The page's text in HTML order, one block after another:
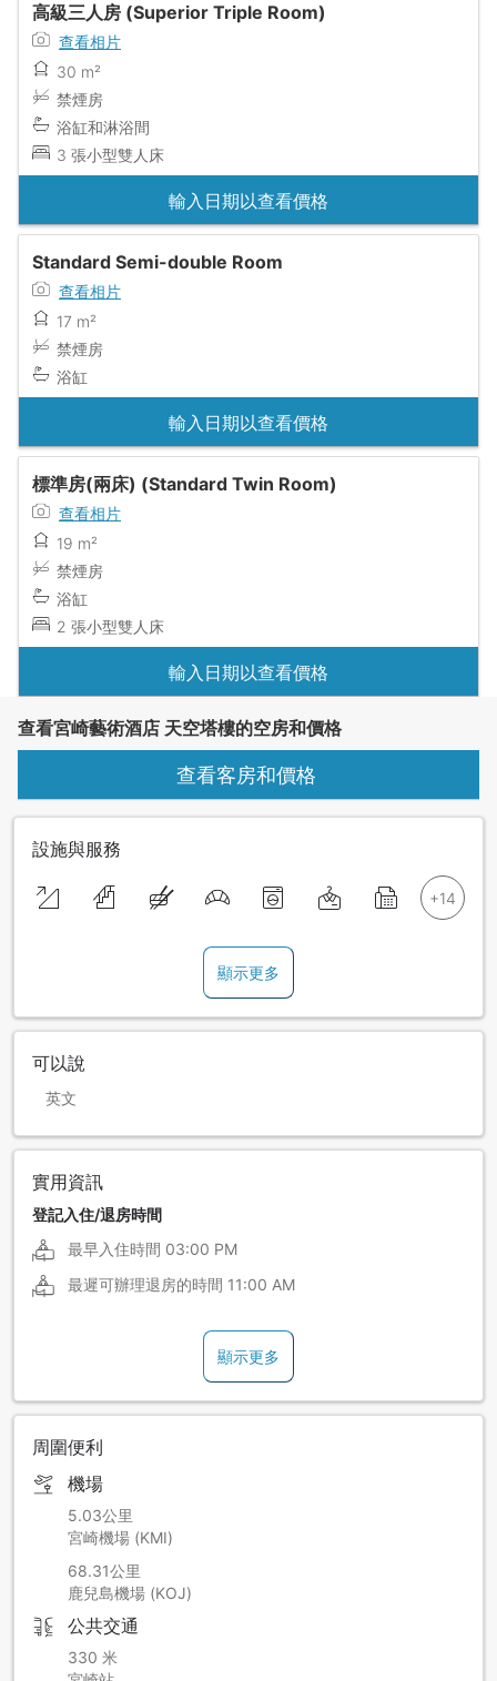
高級三人房 (Superior Triple Room)
查看相片
30 m²
禁煙房
浴缸和淋浴間
3 張小型雙人床
輸入日期以查看價格
Standard Semi-double Room
查看相片
17 m²
禁煙房
浴缸
輸入日期以查看價格
標準房(兩床) (Standard Twin Room)
查看相片
19 m²
禁煙房
浴缸
2 張小型雙人床
輸入日期以查看價格
查看宮崎藝術酒店 天空塔樓的空房和價格
查看客房和價格
設施與服務
顯示更多
可以說
英文
實用資訊
登記入住/退房時間
最早入住時間 03:00 PM
最遲可辦理退房的時間 11:00 AM
顯示更多
周圍便利
機場
5.03公里
宮崎機場 (KMI)
68.31公里
鹿兒島機場 (KOJ)
公共交通
330 米